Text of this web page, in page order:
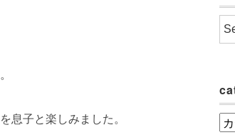
息子と楽しみました。